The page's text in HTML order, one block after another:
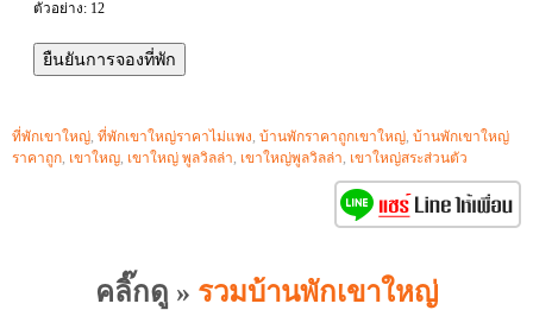
ตัวอย่าง: 12
ที่พักเขาใหญ่, ที่พักเขาใหญ่ราคาไม่แพง, บ้านพักราคาถูกเขาใหญ่, บ้านพักเขาใหญ่
ราคาถูก, เขาใหญ, เขาใหญ่ พูลวิลล่า, เขาใหญ่พูลวิลล่า, เขาใหญ่สระส่วนตัว
คลิ๊กดู » รวมบ้านพักเขาใหญ่